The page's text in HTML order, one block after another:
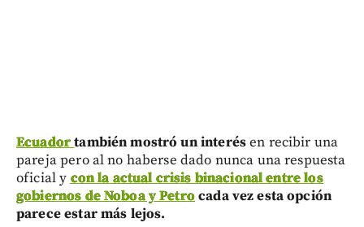
Ecuadortambién mostró un interésen recibir una
pareja pero al no haberse dado nunca una respuesta
oficial y con la actual crisis binacional entre los
gobiernos de Noboa y Petrocada vez esta opción
parece estar más lejos.